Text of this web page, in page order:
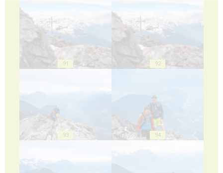
91 92
93 94